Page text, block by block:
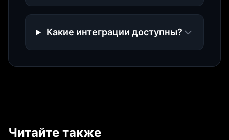
Какие интеграции доступны?
Читайте также